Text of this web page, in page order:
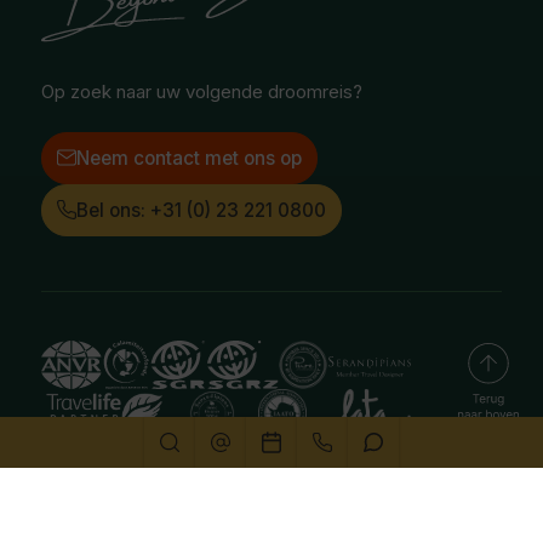
Facebook
Instagram
Op zoek naar uw volgende droomreis?
Neem contact met ons op
Bel ons: +31 (0) 23 221 0800